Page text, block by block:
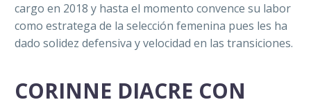
cargo en 2018 y hasta el momento convence su labor
como estratega de la selección femenina pues les ha
dado solidez defensiva y velocidad en las transiciones.
CORINNE DIACRE CON